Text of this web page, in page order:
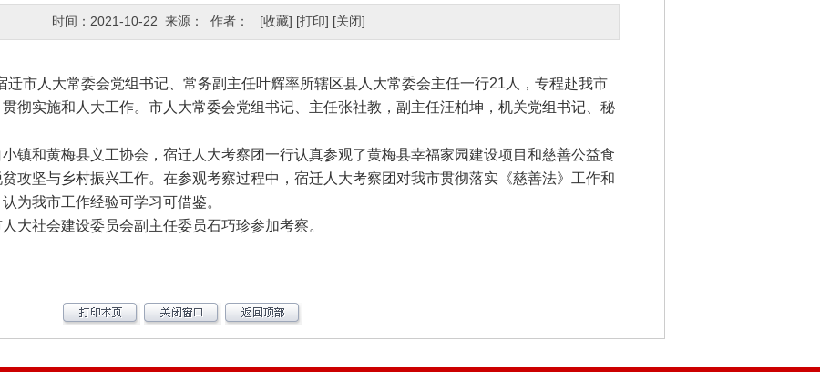
时间：2021-10-22 来源： 作者： [收藏] [打印] [关闭]
人大常委会党组书记、常务副主任叶辉率所辖区县人大常委会主任一行21人，专程赴我市
彻实施和人大工作。市人大常委会党组书记、主任张社教，副主任汪柏坤，机关党组书记、秘
和黄梅县义工协会，宿迁人大考察团一行认真参观了黄梅县幸福家园建设项目和慈善公益食
攻坚与乡村振兴工作。在参观考察过程中，宿迁人大考察团对我市贯彻落实《慈善法》工作和
为我市工作经验可学习可借鉴。
社会建设委员会副主任委员石巧珍参加考察。